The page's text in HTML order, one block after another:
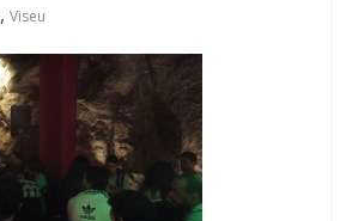
,Viseu